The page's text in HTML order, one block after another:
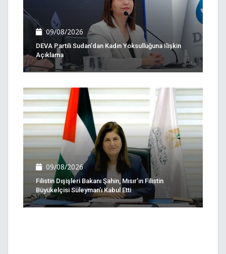
09/08/2026
DEVA Partili Sudan’dan Kadın Yoksulluğuna Ilişkin
Açıklama
09/08/2026
Filistin Dışişleri Bakanı Şahin, Mısır’ın Filistin
Büyükelçisi Süleyman’ı Kabul Etti